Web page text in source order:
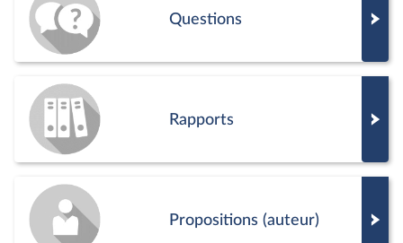
Questions
Rapports
Propositions (auteur)